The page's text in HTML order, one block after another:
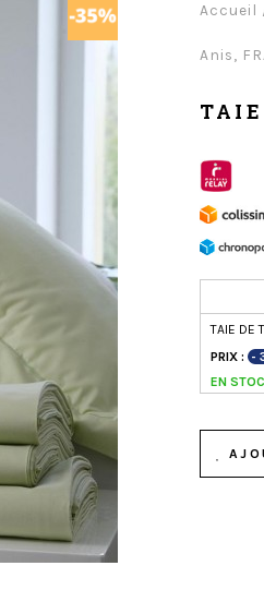
Accueil
Anis,
TAIE DE
PRIX : -
EN